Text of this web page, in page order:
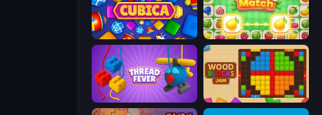
Cubica Tasty Match: Mahjong Pairs
Thread Fever Wood Blocks Jam